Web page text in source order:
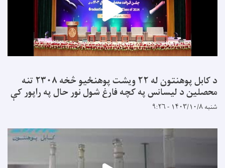
د کابل پوهنتون له ۲۲ ویشت پوهنځیو څخه ۲۳۰۸ تنه
محصلین د لیسانس په کچه فارغ شول نور حال په راپور کې
شنبه ۱۴۰۳/۱۰/۸ - ۹:۲۶